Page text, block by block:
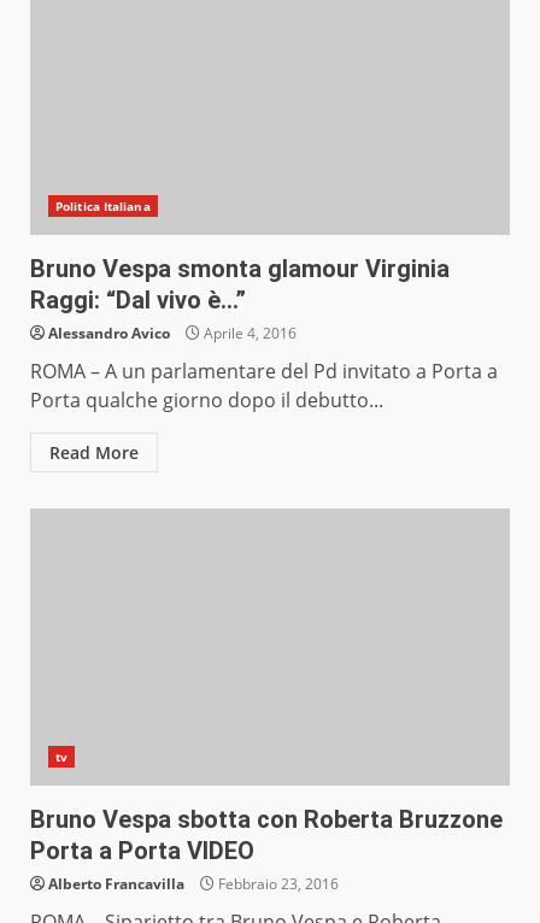
Politica Italiana
Bruno Vespa smonta glamour Virginia
Raggi: “Dal vivo è…”
Alessandro Avico Aprile 4, 2016
ROMA – A un parlamentare del Pd invitato a Porta a
Porta qualche giorno dopo il debutto...
Read More
tv
Bruno Vespa sbotta con Roberta Bruzzone
Porta a Porta VIDEO
Alberto Francavilla Febbraio 23, 2016